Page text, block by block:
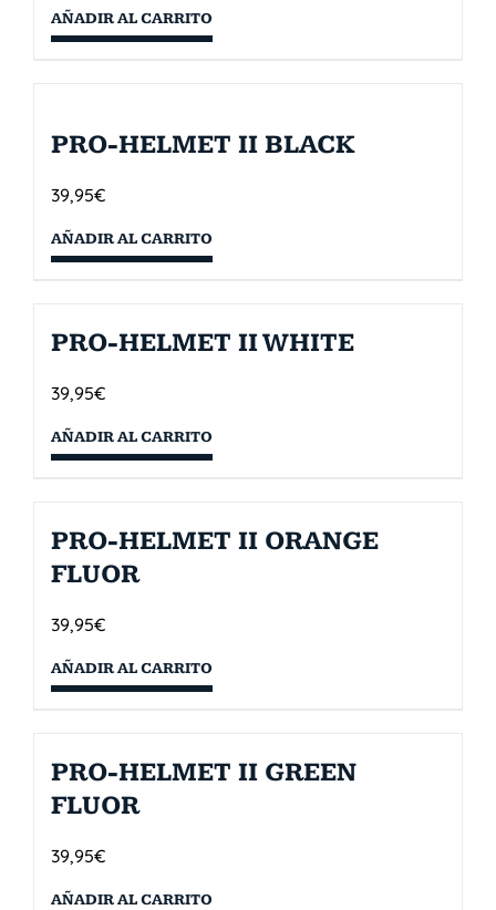
AÑADIR AL CARRITO
PRO-HELMET II BLACK
39,95€
AÑADIR AL CARRITO
PRO-HELMET II WHITE
39,95€
AÑADIR AL CARRITO
PRO-HELMET II ORANGE
FLUOR
39,95€
AÑADIR AL CARRITO
PRO-HELMET II GREEN
FLUOR
39,95€
AÑADIR AL CARRITO